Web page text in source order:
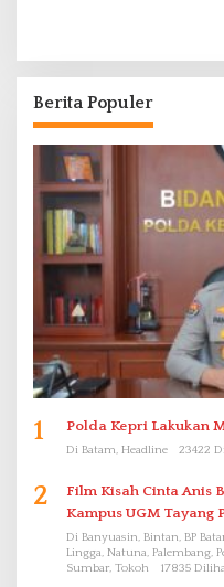
Berita Populer
1 Polda Kepri Lakukan
Di Batam, Headline 23422
2
Film Kisah Cinta Anis
Kampus UGM Tayang
Di Banyuasin, Bintan, BP
Lingga, Natuna, Palembang,
Sumbar, Tokoh
17835